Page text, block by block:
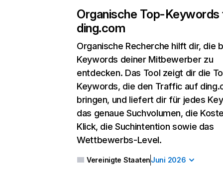
Organische Top-Keywords
ding.com
Organische Recherche hilft dir, die
Keywords deiner Mitbewerber zu
entdecken. Das Tool zeigt dir die
Keywords, die den Traffic auf
bringen, und liefert dir für jedes
das genaue Suchvolumen, die
Klick, die Suchintention sowie das
Wettbewerbs-Level.
Vereinigte StaatenJuni 2026